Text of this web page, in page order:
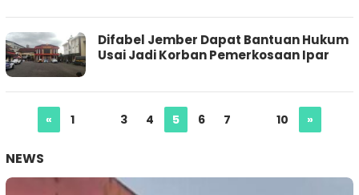
Difabel Jember Dapat Bantuan Hukum
Usai Jadi Korban Pemerkosaan Ipar
« 1 3 4 5 6 7 10 »
NEWS